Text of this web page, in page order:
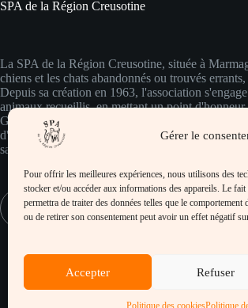
Gérer le
Pour offrir les meilleures expériences, nous utilisons des
stocker et/ou accéder aux informations des appareils. Le
permettra de traiter des données telles que le
ou de retirer son consentement peut avoir un effet négatif
Accepter Refuser
Politique des cookiesPolitique
SPA de la Région Creusotine
La SPA de la Région Creusotine, située à
chiens et les chats abandonnés ou trouvés
Depuis sa création en 1963, l'association
animaux recueillis, en mettant un point
Grâce à une équipe dévouée et à des installations
d'une attention particulière et de soins vétérinaires
santé et leur bonheur.